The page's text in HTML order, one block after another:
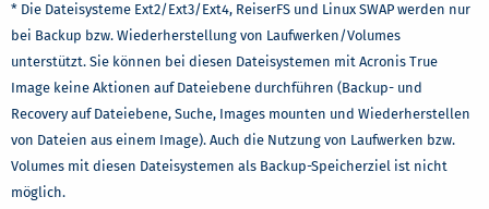
* Die Dateisysteme Ext2/Ext3/Ext4, ReiserFS und Linux SWAP werden nur
bei Backup bzw. Wiederherstellung von Laufwerken/Volumes
unterstützt. Sie können bei diesen Dateisystemen mit Acronis True
Image keine Aktionen auf Dateiebene durchführen (Backup- und
Recovery auf Dateiebene, Suche, Images mounten und Wiederherstellen
von Dateien aus einem Image). Auch die Nutzung von Laufwerken bzw.
Volumes mit diesen Dateisystemen als Backup-Speicherziel ist nicht
möglich.